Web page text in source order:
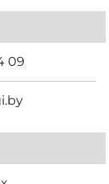
09